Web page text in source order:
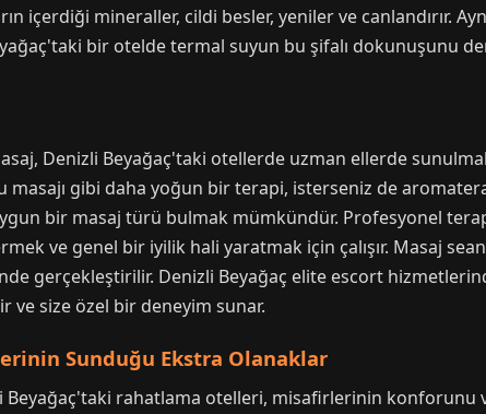
içerdiği mineraller, cildi besler, yeniler ve canlandırır.
bir otelde termal suyun bu şifalı dokunuşunu
Denizli Beyağaç'taki otellerde uzman ellerde
gibi daha yoğun bir terapi, isterseniz de
bir masaj türü bulmak mümkündür. Profesyonel
ve genel bir iyilik hali yaratmak için çalışır. Masaj
gerçekleştirilir. Denizli Beyağaç elite escort
ve size özel bir deneyim sunar.
Sunduğu Ekstra Olanaklar
Beyağaç'taki rahatlama otelleri, misafirlerinin